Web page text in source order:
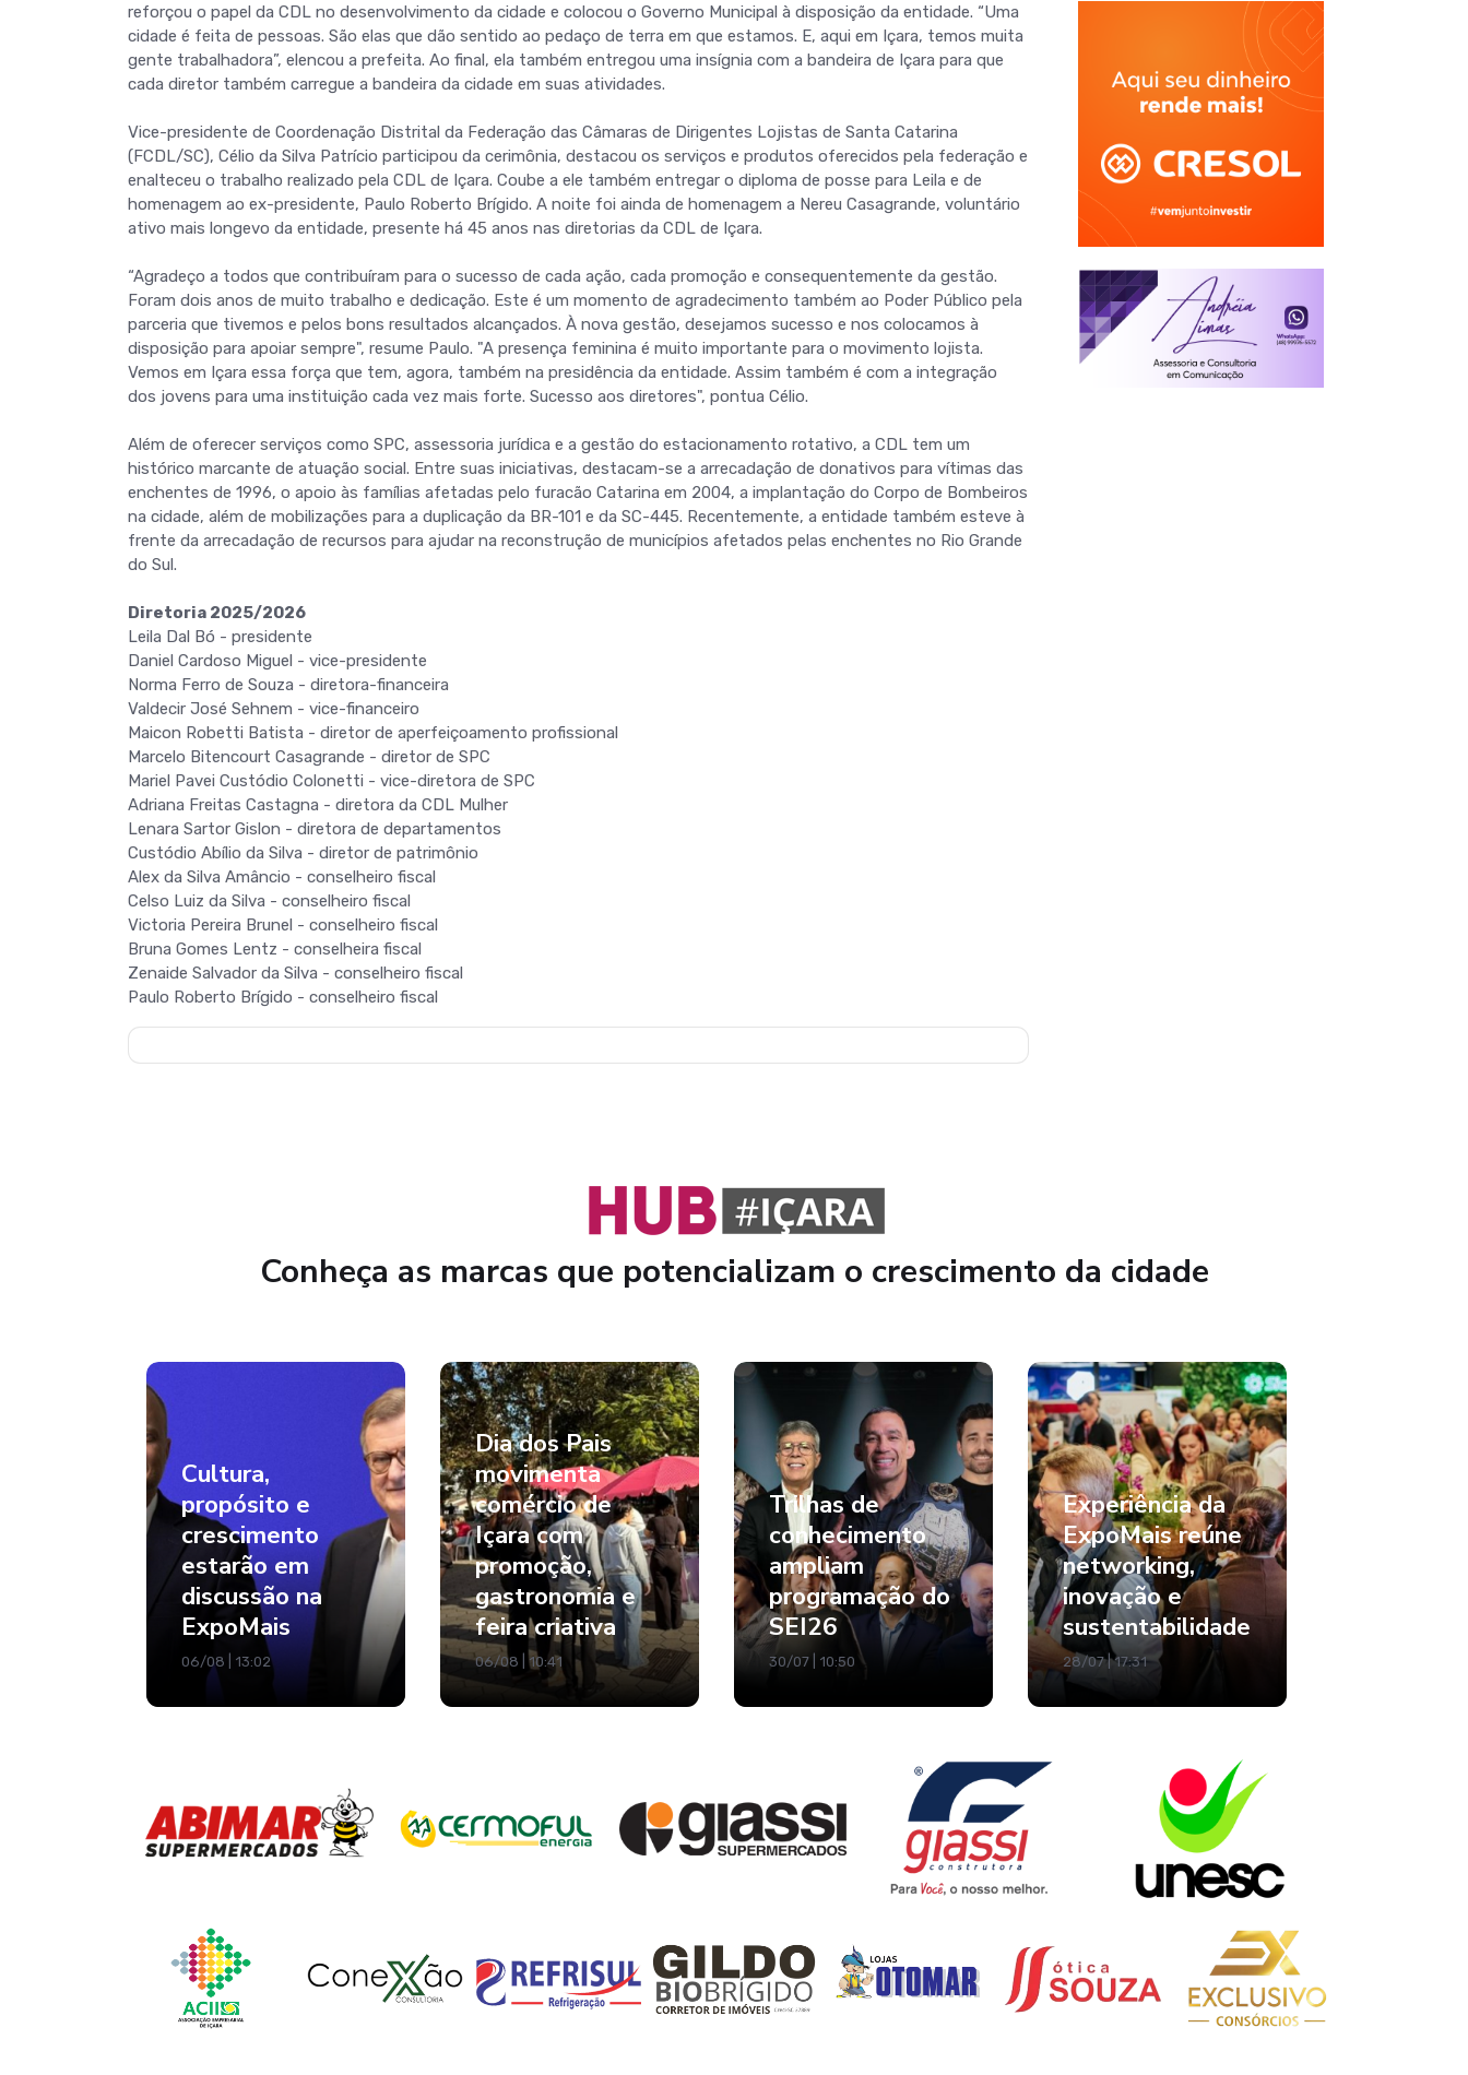
reforçou o papel da CDL no desenvolvimento da cidade e colocou o Governo Municipal à disposição da entidade. “Uma
cidade é feita de pessoas. São elas que dão sentido ao pedaço de terra em que estamos. E, aqui em Içara, temos muita
gente trabalhadora”, elencou a prefeita. Ao final, ela também entregou uma insígnia com a bandeira de Içara para que
cada diretor também carregue a bandeira da cidade em suas atividades.
Vice-presidente de Coordenação Distrital da Federação das Câmaras de Dirigentes Lojistas de Santa Catarina
(FCDL/SC), Célio da Silva Patrício participou da cerimônia, destacou os serviços e produtos oferecidos pela federação e
enalteceu o trabalho realizado pela CDL de Içara. Coube a ele também entregar o diploma de posse para Leila e de
homenagem ao ex-presidente, Paulo Roberto Brígido. A noite foi ainda de homenagem a Nereu Casagrande, voluntário
ativo mais longevo da entidade, presente há 45 anos nas diretorias da CDL de Içara.
“Agradeço a todos que contribuíram para o sucesso de cada ação, cada promoção e consequentemente da gestão.
Foram dois anos de muito trabalho e dedicação. Este é um momento de agradecimento também ao Poder Público pela
parceria que tivemos e pelos bons resultados alcançados. À nova gestão, desejamos sucesso e nos colocamos à
disposição para apoiar sempre", resume Paulo. "A presença feminina é muito importante para o movimento lojista.
Vemos em Içara essa força que tem, agora, também na presidência da entidade. Assim também é com a integração
dos jovens para uma instituição cada vez mais forte. Sucesso aos diretores", pontua Célio.
Além de oferecer serviços como SPC, assessoria jurídica e a gestão do estacionamento rotativo, a CDL tem um
histórico marcante de atuação social. Entre suas iniciativas, destacam-se a arrecadação de donativos para vítimas das
enchentes de 1996, o apoio às famílias afetadas pelo furacão Catarina em 2004, a implantação do Corpo de Bombeiros
na cidade, além de mobilizações para a duplicação da BR-101 e da SC-445. Recentemente, a entidade também esteve à
frente da arrecadação de recursos para ajudar na reconstrução de municípios afetados pelas enchentes no Rio Grande
do Sul.
Diretoria 2025/2026
Leila Dal Bó - presidente
Daniel Cardoso Miguel - vice-presidente
Norma Ferro de Souza - diretora-financeira
Valdecir José Sehnem - vice-financeiro
Maicon Robetti Batista - diretor de aperfeiçoamento profissional
Marcelo Bitencourt Casagrande - diretor de SPC
Mariel Pavei Custódio Colonetti - vice-diretora de SPC
Adriana Freitas Castagna - diretora da CDL Mulher
Lenara Sartor Gislon - diretora de departamentos
Custódio Abílio da Silva - diretor de patrimônio
Alex da Silva Amâncio - conselheiro fiscal
Celso Luiz da Silva - conselheiro fiscal
Victoria Pereira Brunel - conselheiro fiscal
Bruna Gomes Lentz - conselheira fiscal
Zenaide Salvador da Silva - conselheiro fiscal
Paulo Roberto Brígido - conselheiro fiscal
Conheça as marcas que potencializam o crescimento da cidade
Cultura,
propósito e
crescimento
estarão em
discussão na
ExpoMais
06/08 | 13:02
Dia dos Pais
movimenta
comércio de
Içara com
promoção,
gastronomia e
feira criativa
06/08 | 10:41
Trilhas de
conhecimento
ampliam
programação do
SEI26
30/07 | 10:50
Experiência da
ExpoMais reúne
networking,
inovação e
sustentabilidade
28/07 | 17:31